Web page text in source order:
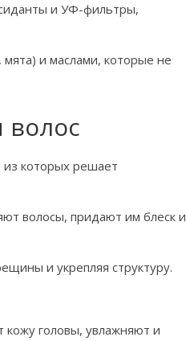
и УФ-фильтры,
и маслами, которые не
которых решает
волосы, придают им блеск и
и укрепляя структуру.
кожу головы, увлажняют и